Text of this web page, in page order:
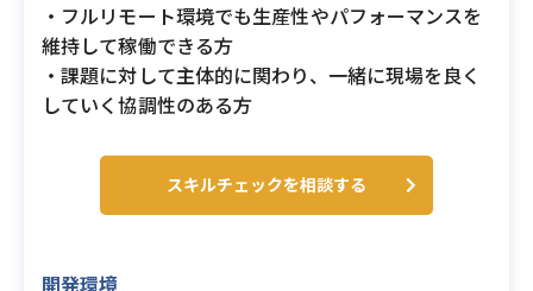
・フルリモート環境でも生産性やパフォーマンスを
維持して稼働できる方
・課題に対して主体的に関わり、一緒に現場を良く
していく協調性のある方
スキルチェックを相談する
開発環境